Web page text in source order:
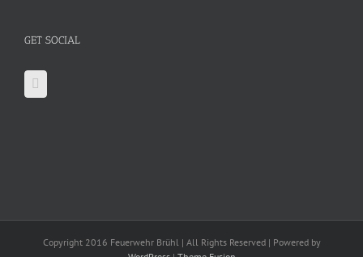
GET SOCIAL
Copyright 2016 Feuerwehr Brühl | All Rights Reserved | Powered by